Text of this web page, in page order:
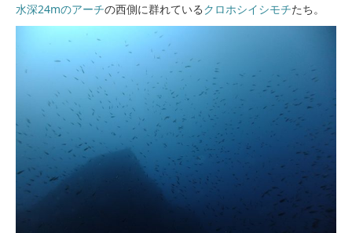
水深24mのアーチの西側に群れているクロホシイシモチたち。